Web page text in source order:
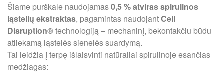
Šiame purškale naudojamas0,5 % atviras spirulinos
ląstelių ekstraktas, pagamintas naudojantCell
Disruption®technologiją – mechaninį, bekontakčiu būdu
atliekamą ląstelės sienelės suardymą.
Tai leidžia į terpę išlaisvinti natūraliai spirulinoje esančias
medžiagas: